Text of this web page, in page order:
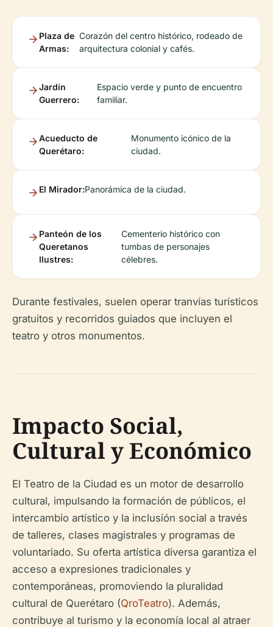
Plaza de
Armas:
Corazón del centro histórico, rodeado de
arquitectura colonial y cafés.
Jardín
Guerrero:
Espacio verde y punto de encuentro
familiar.
Acueducto de
Querétaro:
Monumento icónico de la
ciudad.
El Mirador:Panorámica de la ciudad.
Panteón de los
Queretanos
Ilustres:
Cementerio histórico con
tumbas de personajes
célebres.
Durante festivales, suelen operar tranvías turísticos
gratuitos y recorridos guiados que incluyen el
teatro y otros monumentos.
Impacto Social,
Cultural y Económico
El Teatro de la Ciudad es un motor de desarrollo
cultural, impulsando la formación de públicos, el
intercambio artístico y la inclusión social a través
de talleres, clases magistrales y programas de
voluntariado. Su oferta artística diversa garantiza el
acceso a expresiones tradicionales y
contemporáneas, promoviendo la pluralidad
cultural de Querétaro (QroTeatro). Además,
contribuye al turismo y la economía local al atraer